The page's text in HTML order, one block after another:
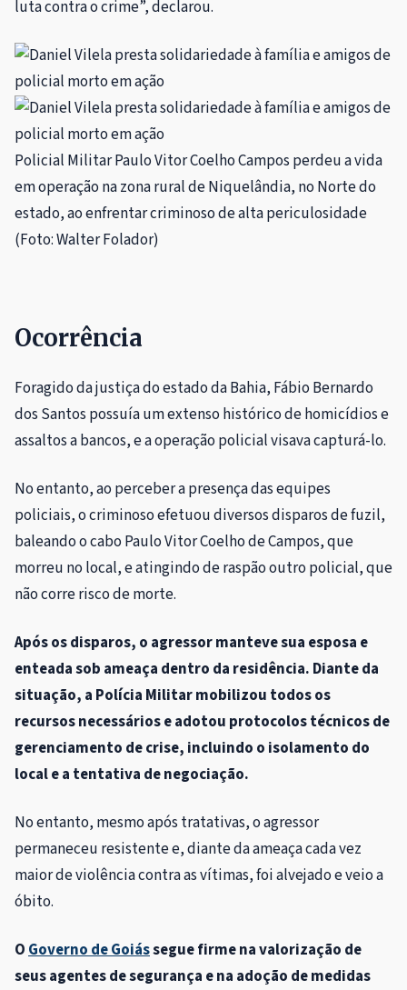
luta contra o crime”, declarou.
Policial Militar Paulo Vitor Coelho Campos perdeu a vida
em operação na zona rural de Niquelândia, no Norte do
estado, ao enfrentar criminoso de alta periculosidade
(Foto: Walter Folador)
Ocorrência
Foragido da justiça do estado da Bahia, Fábio Bernardo
dos Santos possuía um extenso histórico de homicídios e
assaltos a bancos, e a operação policial visava capturá-lo.
No entanto, ao perceber a presença das equipes
policiais, o criminoso efetuou diversos disparos de fuzil,
baleando o cabo Paulo Vitor Coelho de Campos, que
morreu no local, e atingindo de raspão outro policial, que
não corre risco de morte.
Após os disparos, o agressor manteve sua esposa e
enteada sob ameaça dentro da residência. Diante da
situação, a Polícia Militar mobilizou todos os
recursos necessários e adotou protocolos técnicos de
gerenciamento de crise, incluindo o isolamento do
local e a tentativa de negociação.
No entanto, mesmo após tratativas, o agressor
permaneceu resistente e, diante da ameaça cada vez
maior de violência contra as vítimas, foi alvejado e veio a
óbito.
OGoverno de Goiássegue firme na valorização de
seus agentes de segurança e na adoção de medidas